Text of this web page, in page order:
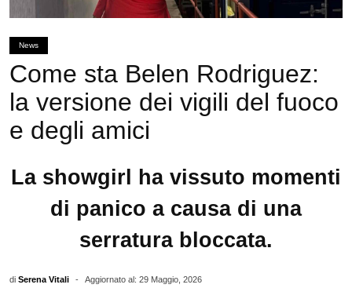
News
Come sta Belen Rodriguez:
la versione dei vigili del fuoco
e degli amici
La showgirl ha vissuto momenti
di panico a causa di una
serratura bloccata.
di Serena Vitali - Aggiornato al: 29 Maggio, 2026